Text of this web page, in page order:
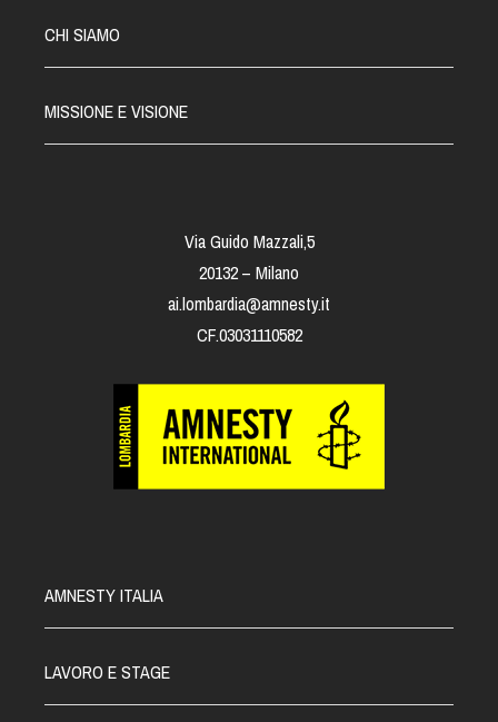
CHI SIAMO
MISSIONE E VISIONE
Via Guido Mazzali,5
20132 – Milano
ai.lombardia@amnesty.it
CF.03031110582
AMNESTY ITALIA
LAVORO E STAGE